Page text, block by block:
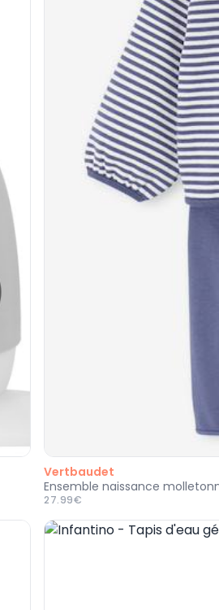
Vertbaudet
Ensemble naissance
27.99€